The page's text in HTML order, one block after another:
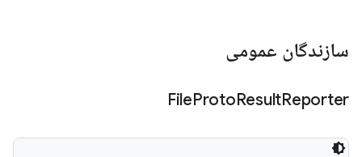
سازندگان عمومی
FileProtoResultReporter